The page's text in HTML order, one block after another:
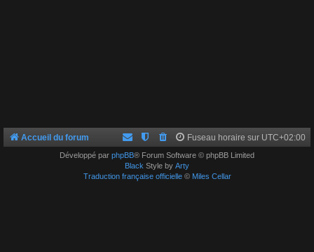
Accueil du forum Fuseau horaire sur UTC+02:00
Développé par phpBB® Forum Software © phpBB Limited
Black Style by Arty
Traduction française officielle© Miles Cellar